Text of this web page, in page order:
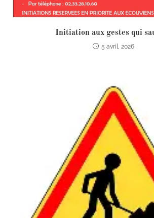
Initiation aux gestes qui
5 avril, 2026